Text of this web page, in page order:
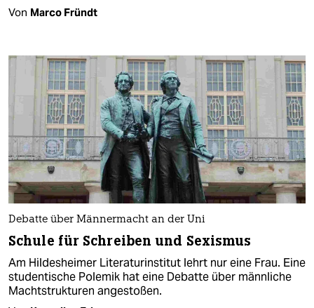
Von Marco Fründt
Debatte über Männermacht an der Uni
Schule für Schreiben und Sexismus
Am Hildesheimer Literaturinstitut lehrt nur eine Frau. Eine
studentische Polemik hat eine Debatte über männliche
Machtstrukturen angestoßen.